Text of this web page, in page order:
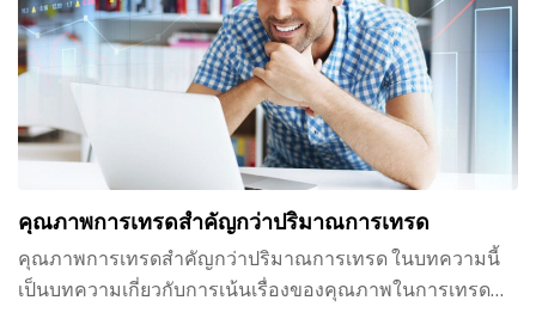
คุณภาพการเทรดสำคัญกว่าปริมาณการเทรด
คุณภาพการเทรดสำคัญกว่าปริมาณการเทรด ในบทความนี้
เป็นบทความเกี่ยวกับการเน้นเรื่องของคุณภาพในการเทรด